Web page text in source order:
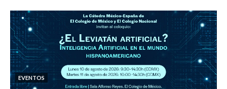
EVENTOS